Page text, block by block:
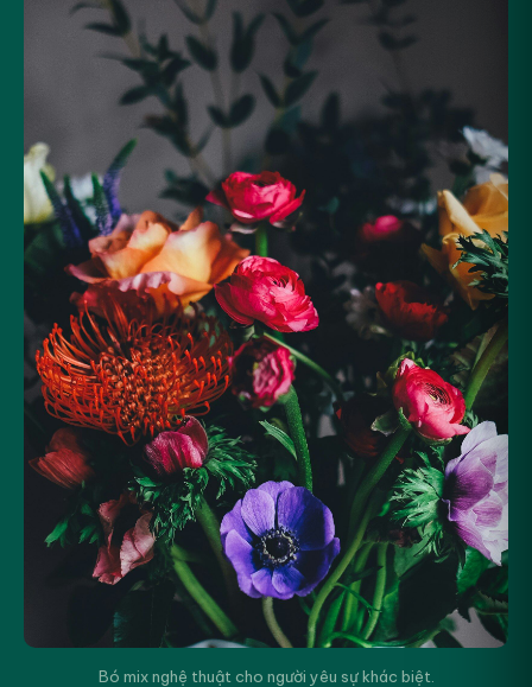
Bó mix nghệ thuật cho người yêu sự khác biệt.